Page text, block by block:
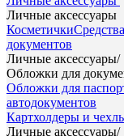
Личные аксессуары
Косметички
документов
Личные аксессуары/
Обложки для
Обложки для
автодокументов
Картхолдеры и
Личные аксессуары/